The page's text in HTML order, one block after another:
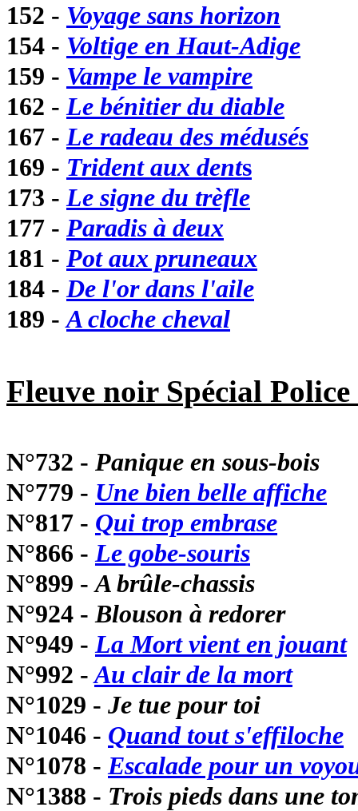
152 - Voyage sans horizon
154 - Voltige en Haut-Adige
159 - Vampe le vampire
162 -Le bénitier du diable
167 - Le radeau des médusés
169 - Trident aux dents
173 -Le signe du trèfle
177 - Paradis à deux
181 - Pot aux pruneaux
184 -De l'or dans l'aile
189 -A cloche cheval
Fleuve noir Spécial
N°732 - Panique en sous-bois
N°779 - Une bien belle affiche
N°817 - Qui trop embrase
N°866 -Le gobe-souris
N°899 -A brûle-chassis
N°924 -Blouson à redorer
N°949 -La Mort vient en jouant
N°992 - Au clair de la mort
N°1029 - Je tue pour toi
N°1046 - Quand tout s'effiloche
N°1078 -Escalade pour un
N°1388 - Trois pieds dans une